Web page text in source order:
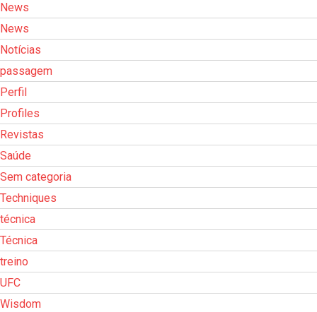
News
News
Notícias
passagem
Perfil
Profiles
Revistas
Saúde
Sem categoria
Techniques
técnica
Técnica
treino
UFC
Wisdom